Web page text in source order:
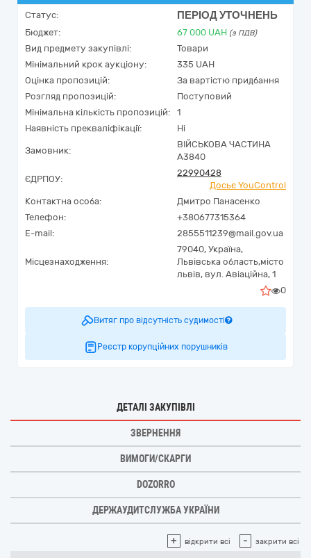
Статус: ПЕРІОД УТОЧНЕНЬ
Бюджет: 67 000 UAH (з ПДВ)
Вид предмету закупівлі:
Товари
Мінімальний крок аукціону:
335 UAH
Оцінка пропозицій:
За вартістю придбання
Розгляд пропозицій:
Поступовий
Мінімальна кількість пропозицій:
1
Наявність прекваліфікації:
Ні
Замовник:
ВІЙСЬКОВА ЧАСТИНА
А3840
ЄДРПОУ:
22990428
Досьє YouControl
Контактна особа:
Дмитро Панасенко
Телефон:
+380677315364
E-mail:
2855511239@mail.gov.ua
Місцезнаходження:
79040, Україна,
Львівська область,місто
львів, вул. Авіаційна, 1
0
Витяг про відсутність судимості
Реєстр корупційних порушників
ДЕТАЛІ ЗАКУПІВЛІ
ЗВЕРНЕННЯ
ВИМОГИ/СКАРГИ
DOZORRO
ДЕРЖАУДИТСЛУЖБА УКРАЇНИ
+ відкрити всі - закрити всі